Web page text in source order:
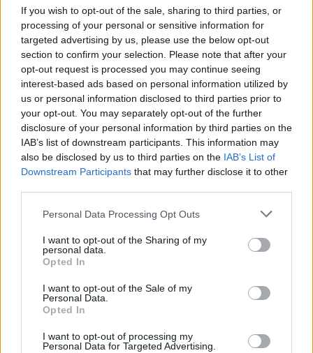
If you wish to opt-out of the sale, sharing to third parties, or
processing of your personal or sensitive information for
targeted advertising by us, please use the below opt-out
section to confirm your selection. Please note that after your
opt-out request is processed you may continue seeing
interest-based ads based on personal information utilized by
us or personal information disclosed to third parties prior to
your opt-out. You may separately opt-out of the further
disclosure of your personal information by third parties on the
IAB’s list of downstream participants. This information may
also be disclosed by us to third parties on the IAB’s List of
Downstream Participants that may further disclose it to other
Please note that this website/app uses one or more Google
not limited to your visit or usage behaviour. You may click to
grant or deny consent to Google and its third-party tags to
use your data for below specified purposes in below Google
consent section.
Personal Data Processing Opt Outs
I want to opt-out of the Sharing of my
personal data.
Opted In
I want to opt-out of the Sale of my
Personal Data.
Opted In
I want to opt-out of processing my
Personal Data for Targeted Advertising.
4. Középkor: Változások és válságok
A középkor az élet középpontjában álló válságok és változások időszaka.
Carl Jung szerint ez az időszak a „második élet” kezdete, amikor az egyén
mélyebb önismeretre és belső harmóniára törekszik. A középkorú
emberek gyakran szembesülnek a karrierrel kapcsolatos kihívásokkal, a
gyermekek felnőtté válásával és az öregedő szülők gondozásával. Az
úgynevezett „középkori válság” során sokan újraértékelik életüket, és új
célokat tűznek ki maguk elé.
5. Időskor: Visszatekintés és bölcsesség
szól, amikor az egyének visszatekintenek életükre, és értékelik azt. Az
céljának újraértelmezését, miközben megbékélnek a múltbeli
döntéseikkel és élményeikkel. Az időskor ugyanakkor lehetőséget ad
arra, hogy az egyén bölcsességet és tapasztalatot osszon meg a fiatalabb
Kutatások a változásokról
Számos kutatás foglalkozik az emberi élet változásainak mértékével és